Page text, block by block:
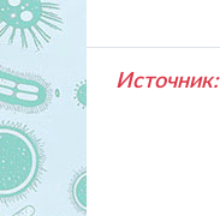
Источник: